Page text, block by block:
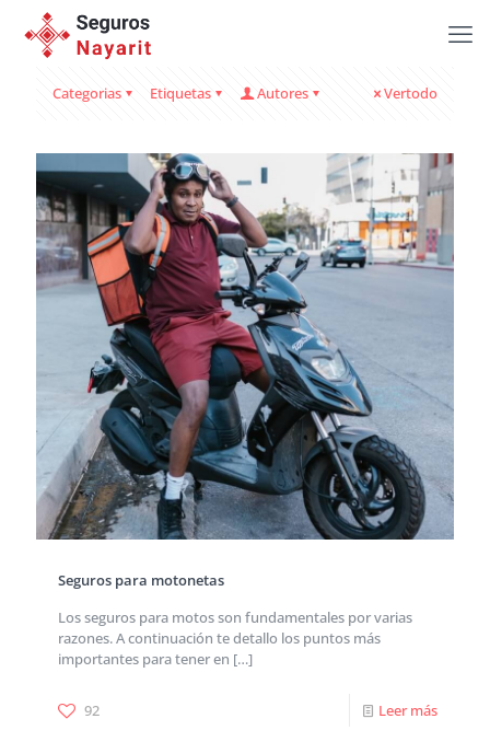
Categorias Etiquetas Autores Vertodo
Seguros para motonetas
Los seguros para motos son fundamentales por varias
razones. A continuación te detallo los puntos más
importantes para tener en […]
92 Leer más